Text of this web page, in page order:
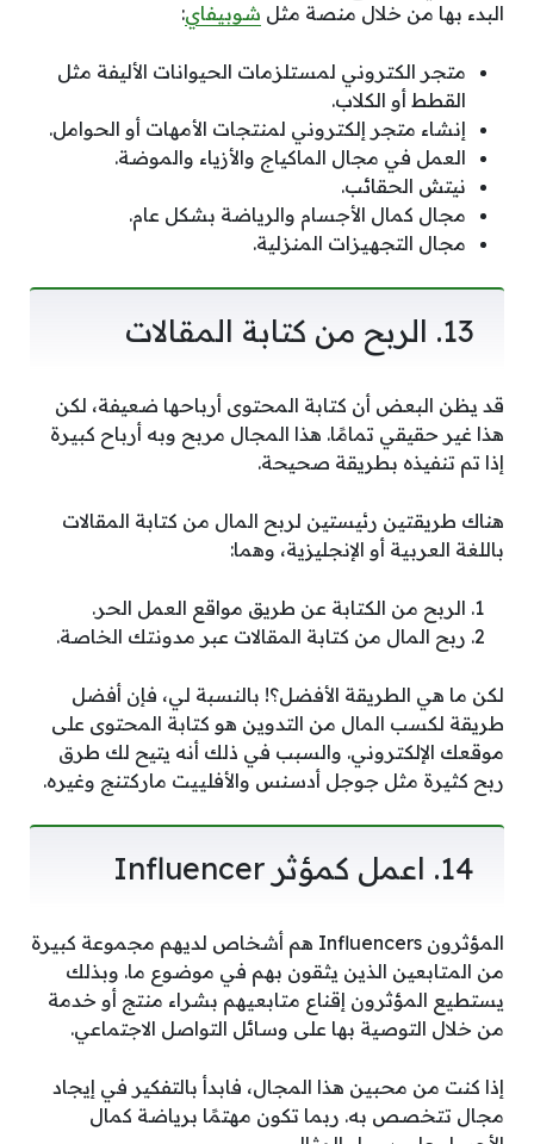
البدء بها من خلال منصة مثل شوبيفاي:
متجر الكتروني لمستلزمات الحيوانات الأليفة مثل
القطط أو الكلاب.
إنشاء متجر إلكتروني لمنتجات الأمهات أو الحوامل.
العمل في مجال الماكياج والأزياء والموضة.
نيتش الحقائب.
مجال كمال الأجسام والرياضة بشكل عام.
مجال التجهيزات المنزلية.
13. الربح من كتابة المقالات
قد يظن البعض أن كتابة المحتوى أرباحها ضعيفة، لكن
هذا غير حقيقي تمامًا. هذا المجال مربح وبه أرباح كبيرة
إذا تم تنفيذه بطريقة صحيحة.
هناك طريقتين رئيستين لربح المال من كتابة المقالات
باللغة العربية أو الإنجليزية، وهما:
الربح من الكتابة عن طريق مواقع العمل الحر.
ربح المال من كتابة المقالات عبر مدونتك الخاصة.
لكن ما هي الطريقة الأفضل؟! بالنسبة لي، فإن أفضل
طريقة لكسب المال من التدوين هو كتابة المحتوى على
موقعك الإلكتروني. والسبب في ذلك أنه يتيح لك طرق
ربح كثيرة مثل جوجل أدسنس والأفلييت ماركتنج وغيره.
14. اعمل كمؤثر Influencer
المؤثرون Influencers هم أشخاص لديهم مجموعة كبيرة
من المتابعين الذين يثقون بهم في موضوع ما. وبذلك
يستطيع المؤثرون إقناع متابعيهم بشراء منتج أو خدمة
من خلال التوصية بها على وسائل التواصل الاجتماعي.
إذا كنت من محبين هذا المجال، فابدأ بالتفكير في إيجاد
مجال تتخصص به. ربما تكون مهتمًا برياضة كمال